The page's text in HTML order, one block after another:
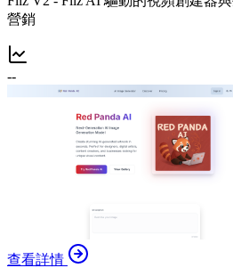
營銷
--
查看詳情